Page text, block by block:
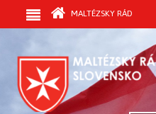
MALTÉZSKY RÁD